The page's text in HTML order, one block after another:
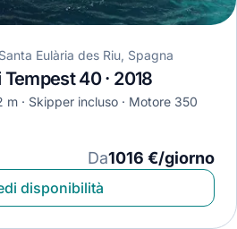
Eulària des Riu, Spagna
40 · 2018
m Skipper incluso
Motore 350
Da1016 €/giorno
disponibilità